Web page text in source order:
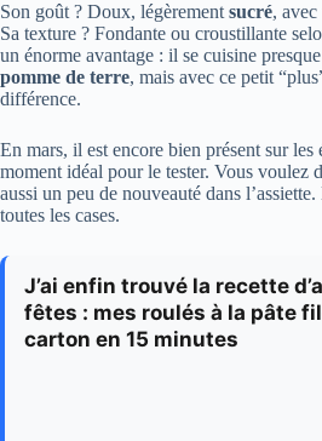
Son goût ? Doux, légèrement sucré, avec
Sa texture ? Fondante ou croustillante
un énorme avantage : il se cuisine
pomme de terre, mais avec ce petit
différence.
En mars, il est encore bien présent sur les
moment idéal pour le tester. Vous voulez
aussi un peu de nouveauté dans
toutes les cases.
J’ai enfin trouvé la recette
fêtes : mes roulés à la pâte
carton en 15 minutes